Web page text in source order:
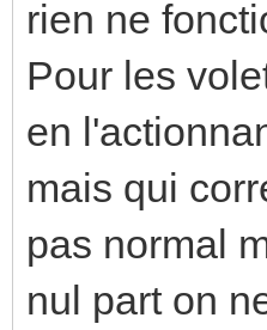
rien ne
Pour les
en
mais qui
pas normal
nul part on